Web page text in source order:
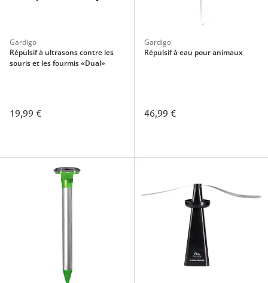
Gardigo
Répulsif à ultrasons contre les
souris et les fourmis «Dual»
19,99 €
Gardigo
Répulsif à eau pour animaux
46,99 €